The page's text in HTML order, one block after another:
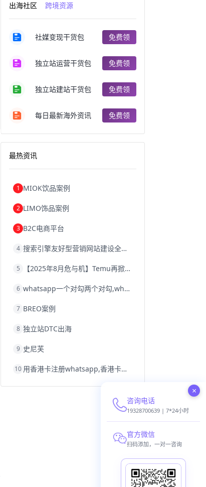
跨境电商分析进口跨境电商
跨境电商服务广州跨境电商
跨境电商注册跨境电商开店
跨境电商商品个人跨境电商
跨境电商案例国内跨境电商
郑州跨境电商跨境电商趋势
阿里跨境电商
跨境电商费用美国跨境电商
跨境电商教程
独立站跨境电商跨境电商独立站
跨境电商erp西安跨境电商
沈阳跨境电商跨境电商服务平台
跨境电商网店跨境电商物流模式
跨境电商结算浙江跨境电商
跨境电商优势跨境电商的优势seo运营
whatsapp群发
出海社区 跨境资源
社媒变现干货包 免费领
独立站运营干货包 免费领
独立站建站干货包 免费领
每日最新海外资讯 免费领
最热资讯
1 MIOK饮品案例
2 LIMO饰品案例
3 B2C电商平台
4 搜索引擎友好型营销网站建设全攻略
5 【2025年8月危与机】Temu再掀封店风暴，独立站才是跨境卖家的避险通道
6 whatsapp一个对勾两个对勾,whatsapp对勾代表什么意思
7 BREO案例
8 独立站DTC出海
9 史尼芙
10 用香港卡注册whatsapp,香港卡不能注册whatsapp
×
咨询电话
19328700639 | 7*24小时
官方微信
扫码添加，一对一咨询